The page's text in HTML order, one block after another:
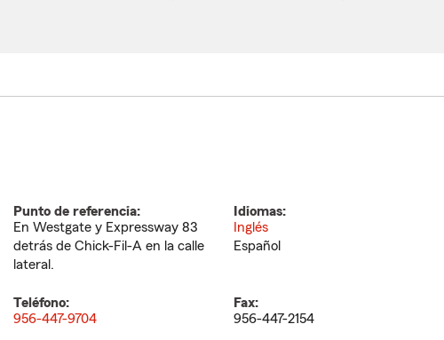
Punto de referencia:
En Westgate y Expressway 83
detrás de Chick-Fil-A en la calle
lateral.
Idiomas:
Inglés
Español
Teléfono:
956-447-9704
Fax:
956-447-2154